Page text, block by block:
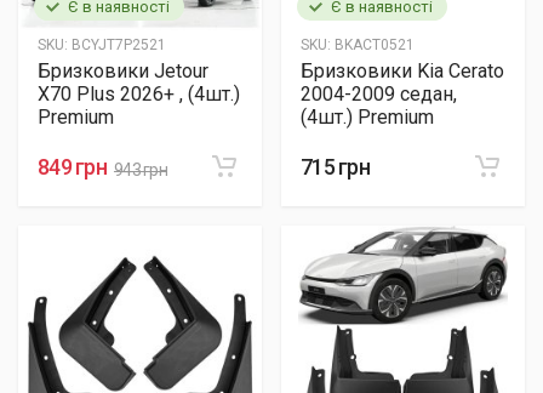
Є в наявності
SKU: BCYJT7P2521
Бризковики Jetour
X70 Plus 2026+ , (4шт.)
Premium
849 грн 943 грн
Є в наявності
SKU: BKACT0521
Бризковики Kia Cerato
2004-2009 седан,
(4шт.) Premium
715 грн